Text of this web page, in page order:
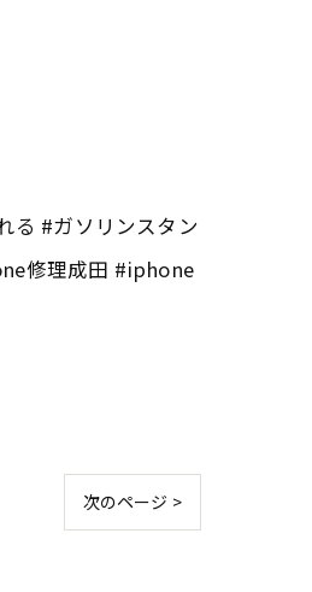
る #ガソリンスタン
修理成田 #iphone
次のページ >